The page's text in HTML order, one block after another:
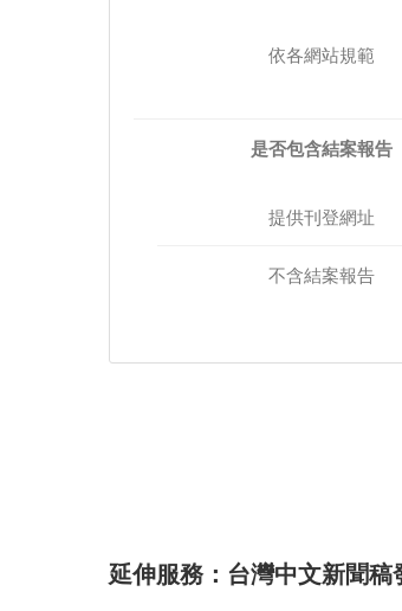
依各網站規範
是否包含結案報告
提供刊登網址
不含結案報告
延伸服務：台灣中文新聞稿